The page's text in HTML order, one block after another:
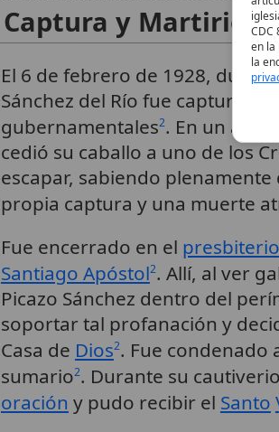
Captura y Martirio
El 6 de febrero de 1928,
Sánchez del Río fue capturado
gubernamentales2. En un acto
cedió su caballo a uno de los
escapar, sabiendo
propia captura y una muerte
Fue encerrado en el presbiterio
Santiago Apóstol2. Allí, al ver
Picazo Sánchez dentro del
soportar tal profanación y
Casa de Dios2. Fue condenado
sumario2. Durante su
oración y pudo recibir el Santo
CDC
en la
la